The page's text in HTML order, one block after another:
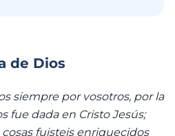
de Dios
siempre por vosotros, por la
fue dada en Cristo Jesús;
fuisteis enriquecidos